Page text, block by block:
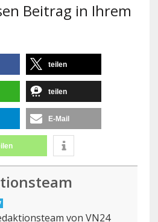
Beitrag in Ihrem
teilen
teilen
E-Mail
von VN24